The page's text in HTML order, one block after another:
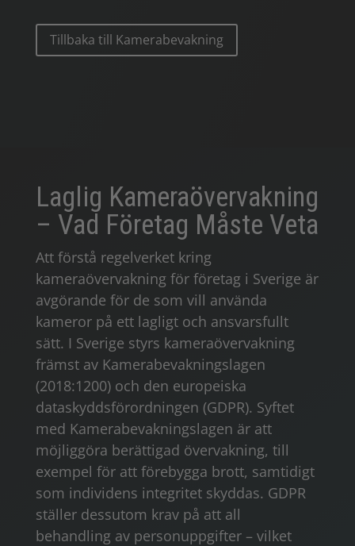
Tillbaka till Kamerabevakning
Laglig Kameraövervakning
– Vad Företag Måste Veta
Att förstå regelverket kring
kameraövervakning för företag i Sverige är
avgörande för de som vill använda
kameror på ett lagligt och ansvarsfullt
sätt. I Sverige styrs kameraövervakning
främst av Kamerabevakningslagen
(2018:1200) och den europeiska
dataskyddsförordningen (GDPR). Syftet
med Kamerabevakningslagen är att
möjliggöra berättigad övervakning, till
exempel för att förebygga brott, samtidigt
som individens integritet skyddas. GDPR
ställer dessutom krav på att all
behandling av personuppgifter – vilket